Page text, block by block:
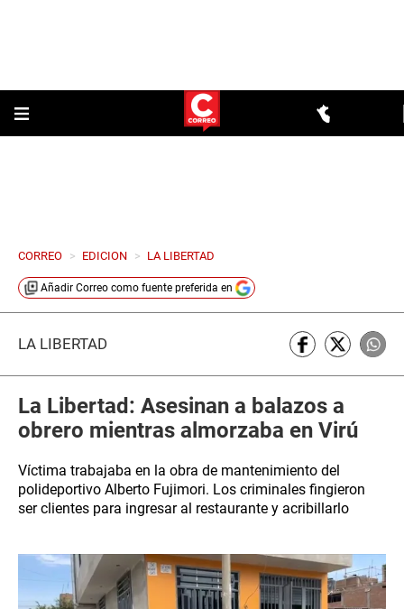
CORREO > EDICION > LA LIBERTAD
Añadir Correo como fuente preferida en
LA LIBERTAD
La Libertad: Asesinan a balazos a
obrero mientras almorzaba en Virú
Víctima trabajaba en la obra de mantenimiento del
polideportivo Alberto Fujimori. Los criminales fingieron
ser clientes para ingresar al restaurante y acribillarlo